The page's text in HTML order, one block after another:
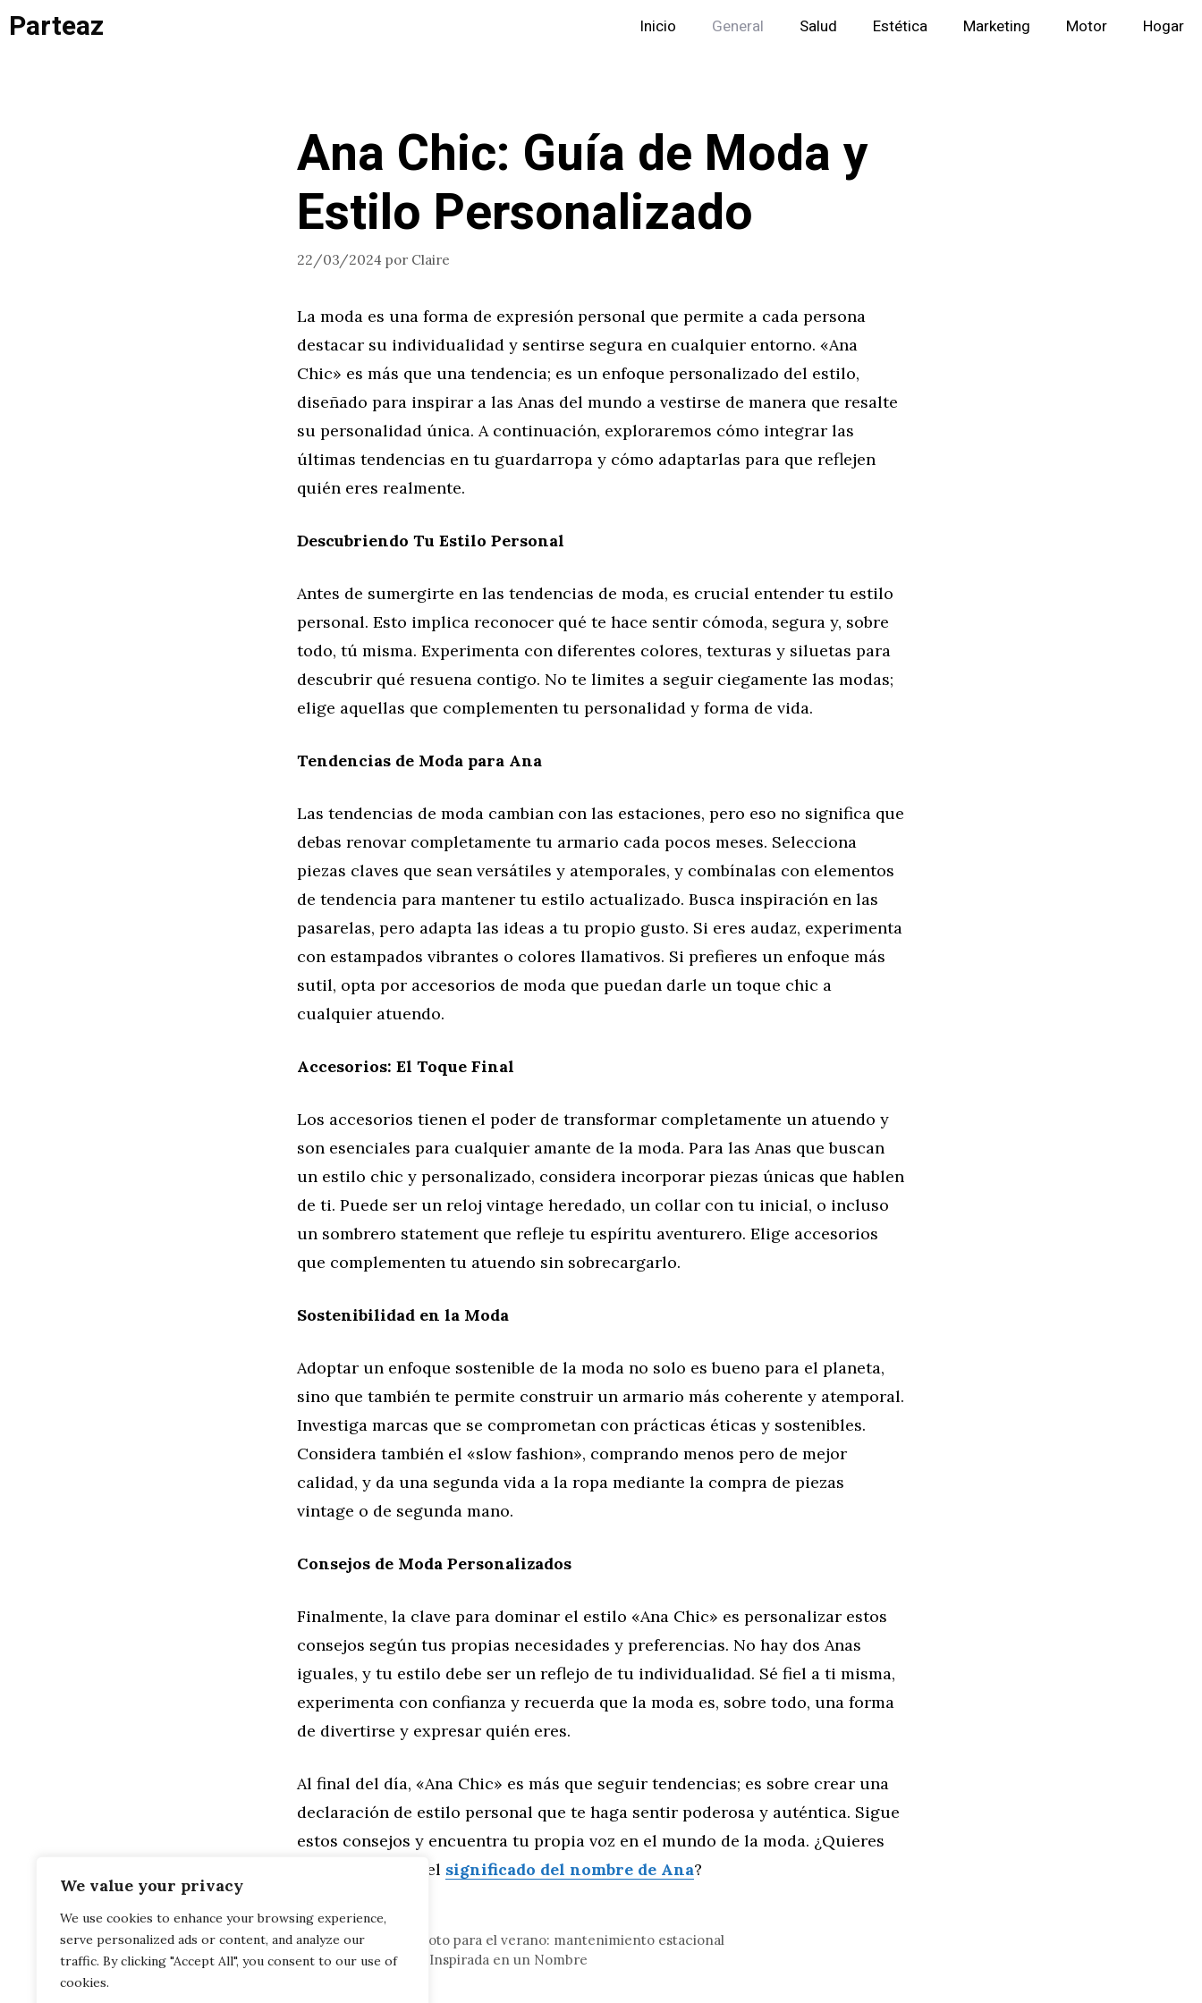
We value your privacy
We use cookies to enhance your browsing experience,
serve personalized ads or content, and analyze our
traffic. By clicking "Accept All", you consent to our use of
cookies.
Saltar
alParteaz Inicio General Salud Estética Marketing Motor Hogar
Ana Chic: Guía de Moda y
Estilo Personalizado
22/03/2024 por Claire
La moda es una forma de expresión personal que permite a cada persona
destacar su individualidad y sentirse segura en cualquier entorno. «Ana
Chic» es más que una tendencia; es un enfoque personalizado del estilo,
diseñado para inspirar a las Anas del mundo a vestirse de manera que resalte
su personalidad única. A continuación, exploraremos cómo integrar las
últimas tendencias en tu guardarropa y cómo adaptarlas para que reflejen
quién eres realmente.
Descubriendo Tu Estilo Personal
Antes de sumergirte en las tendencias de moda, es crucial entender tu estilo
personal. Esto implica reconocer qué te hace sentir cómoda, segura y, sobre
todo, tú misma. Experimenta con diferentes colores, texturas y siluetas para
descubrir qué resuena contigo. No te limites a seguir ciegamente las modas;
elige aquellas que complementen tu personalidad y forma de vida.
Tendencias de Moda para Ana
Las tendencias de moda cambian con las estaciones, pero eso no significa que
debas renovar completamente tu armario cada pocos meses. Selecciona
piezas claves que sean versátiles y atemporales, y combínalas con elementos
de tendencia para mantener tu estilo actualizado. Busca inspiración en las
pasarelas, pero adapta las ideas a tu propio gusto. Si eres audaz, experimenta
con estampados vibrantes o colores llamativos. Si prefieres un enfoque más
sutil, opta por accesorios de moda que puedan darle un toque chic a
cualquier atuendo.
Accesorios: El Toque Final
Los accesorios tienen el poder de transformar completamente un atuendo y
son esenciales para cualquier amante de la moda. Para las Anas que buscan
un estilo chic y personalizado, considera incorporar piezas únicas que hablen
de ti. Puede ser un reloj vintage heredado, un collar con tu inicial, o incluso
un sombrero statement que refleje tu espíritu aventurero. Elige accesorios
que complementen tu atuendo sin sobrecargarlo.
Sostenibilidad en la Moda
Adoptar un enfoque sostenible de la moda no solo es bueno para el planeta,
sino que también te permite construir un armario más coherente y atemporal.
Investiga marcas que se comprometan con prácticas éticas y sostenibles.
Considera también el «slow fashion», comprando menos pero de mejor
calidad, y da una segunda vida a la ropa mediante la compra de piezas
vintage o de segunda mano.
Consejos de Moda Personalizados
Finalmente, la clave para dominar el estilo «Ana Chic» es personalizar estos
consejos según tus propias necesidades y preferencias. No hay dos Anas
iguales, y tu estilo debe ser un reflejo de tu individualidad. Sé fiel a ti misma,
experimenta con confianza y recuerda que la moda es, sobre todo, una forma
de divertirse y expresar quién eres.
Al final del día, «Ana Chic» es más que seguir tendencias; es sobre crear una
declaración de estilo personal que te haga sentir poderosa y auténtica. Sigue
estos consejos y encuentra tu propia voz en el mundo de la moda. ¿Quieres
saber más sobre el significado del nombre de Ana?
Categorías
Familia,General
Preparando tu moto para el verano: mantenimiento estacional
Estilo Ana: Moda Inspirada en un Nombre